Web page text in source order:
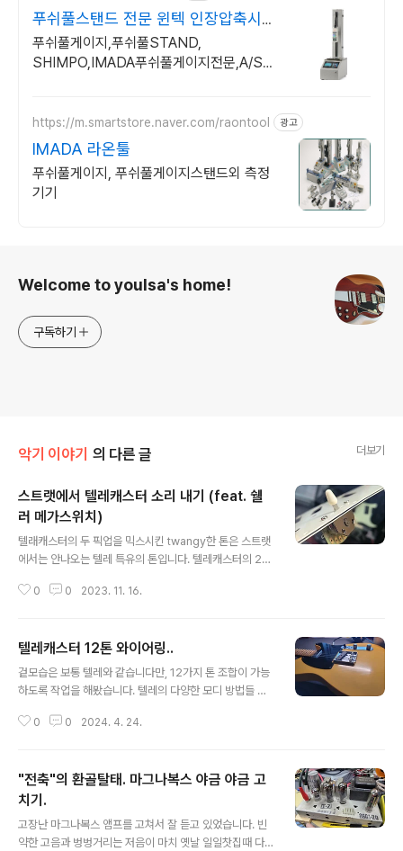
푸쉬풀스탠드 전문 윈텍 인장압축시험
기 탑
푸쉬풀게이지,푸쉬풀STAND,
SHIMPO,IMADA푸쉬풀게이지전문,A/S센
https://m.smartstore.naver.com/raontool 광고
IMADA 라온툴
푸쉬풀게이지, 푸쉬풀게이지스탠드외 측정
기기
Welcome to youlsa's home!
구독하기
악기 이야기 의 다른 글 더보기
스트랫에서 텔레캐스터 소리 내기 (feat. 쉘
러 메가스위치)
텔래캐스터의 두 픽업을 믹스시킨 twangy한 톤은 스트랫
에서는 안나오는 텔레 특유의 톤입니다. 텔레캐스터의 2개
입니다. 스트랫에서 프론트와 리어 픽업을 믹스하는 방식
래의 두가지 방식을 꼽습니다. 1. 블랜더 2. 메가 스위치 1
번의 블랜더 방식은 스트랫의 톤 노브 하나를 no-load 팟
을 달아 블랜더 노브로 활용하도록 하는 방식인데, 현재 선
톤에 섞을건지 조절을 할 수 있게 해주는 형식으로 동작합
0 0 2023. 11. 16.
텔레캐스터 12톤 와이어링..
겉모습은 보통 텔레와 같습니다만, 12가지 톤 조합이 가능
하도록 작업을 해봤습니다. 텔레의 다양한 모디 방법들 보
방법들은 아래와 같습니다. 4단 스위치 모디 : 제일 많이 하
혹은 리어-병렬-프론트-직렬 [배선도] 5단 스위치 모디 :
수퍼 스위치를 이용한 5단. 리어-직렬(페이즈아웃)-병렬-
직렬-프론트 [배선도] 페이즈 아웃 스위치 추가: 스위치를
켜면 페이즈 아웃. [배선도] 직접 출력 모디 : 스위치를 켜면
0 0 2024. 4. 24.
"전축"의 환골탈태. 마그나복스 야금 야금 고
치기.
고장난 마그나복스 앰프를 고쳐서 잘 듣고 있었습니다. 빈
약한 고음과 벙벙거리는 저음이 마치 옛날 일일찻집때 다